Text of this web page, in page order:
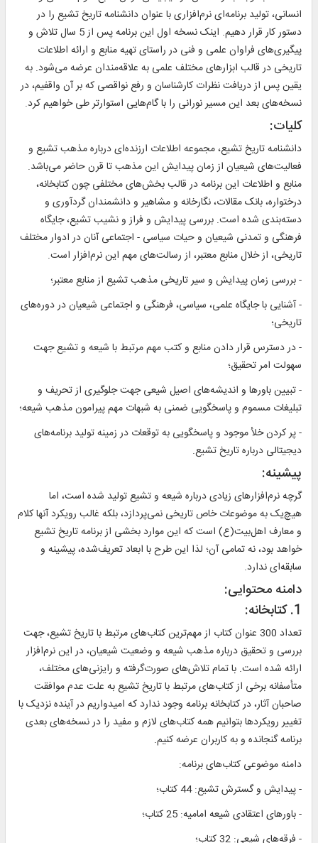
انسانی، تولید برنامه‌ای نرم‌افزاری با عنوان دانشنامه تاریخ تشیع را در
دستور کار قرار دهیم. اینک نسخه اول این برنامه پس از 5 سال تلاش و
پیگیری‌های فراوان علمی و فنی در راستای تهیه منابع و ارائه اطلاعات
تاریخی در قالب ابزارهای مختلف علمی به علاقه‌مندان عرضه می‌شود. به
یقین پس از دریافت نظرات کارشناسان و رفع نواقصی که بر آن واقفیم، در
نسخه‌های بعد این مسیر نورانی را با گام‌هایی استوارتر طی خواهیم کرد.
کلیات:
دانشنامه تاریخ تشیع، مجموعه‌ اطلاعات ارزنده‌ای درباره مذهب تشیع و
فعالیت‌های شیعیان از زمان پیدایش این مذهب تا قرن حاضر می‌باشد.
منابع و اطلاعات این برنامه در قالب بخش‌های مختلفی چون کتابخانه،
درختواره، بانک مقالات، نگارخانه و مشاهیر و دانشمندان گردآوری و
دسته‌بندی شده است. بررسی پیدایش و فراز و نشیب تشیع، جایگاه
فرهنگی و تمدنی شیعیان و حیات سیاسی - اجتماعی آنان در ادوار مختلف
تاریخی، از خلال منابع معتبر، از رسالت‌های مهم این نرم‌افزار است.
- بررسی زمان پیدایش و سیر تاریخی مذهب تشیع از منابع معتبر؛
- آشنایی با جایگاه علمی، سیاسی، فرهنگی و اجتماعی شیعیان در دوره‌های
تاریخی؛
- در دسترس قرار دادن منابع و کتب مهم مرتبط با شیعه و تشیع جهت
سهولت امر تحقیق؛
- تبیین باورها و اندیشه‌های اصیل شیعی جهت جلوگیری از تحریف و
تبلیغات مسموم و پاسخگویی ضمنی به شبهات مهم پیرامون مذهب شیعه؛
- پر کردن خلأ موجود و پاسخگویی به توقعات در زمینه تولید برنامه‌های
دیجیتالی درباره تاریخ تشیع.
پیشینه:
گرچه نرم‌افزارهای زیادی درباره شیعه و تشیع تولید شده است، ‌اما
هیچ‌یک به موضوعات خاص تاریخی نمی‌پردازد، بلکه غالب رویکرد آنها کلام
و معارف اهل‌بیت(ع) است که این موارد بخشی از برنامه تاریخ تشیع
خواهد بود، نه تمامی آن؛ لذا این طرح‌ با ابعاد تعریف‌شده، پیشینه و
سابقه‌ای ندارد.
دامنه محتوایی:
1. کتابخانه:
تعداد 300 عنوان کتاب از مهم‌ترین کتاب‌های مرتبط با تاریخ تشیع، جهت
بررسی و تحقیق درباره مذهب شیعه و وضعیت شیعیان، در این نرم‌افزار
ارائه شده است. با تمام تلاش‌های صورت‌گرفته و رایزنی‌های مختلف،
متأسفانه برخی از کتاب‌های مرتبط با تاریخ تشیع به علت عدم موافقت
صاحبان آثار، در کتابخانه برنامه وجود ندارد که امیدواریم در آینده نزدیک با
تغییر رویکردها بتوانیم همه کتاب‌های لازم و مفید را در نسخه‌های بعدی
برنامه گنجانده و به کاربران عرضه کنیم.
دامنه موضوعی کتاب‌های برنامه:
- پیدایش و گسترش تشیع: 44 کتاب؛
- باورهای اعتقادی شیعه امامیه: 25 کتاب؛